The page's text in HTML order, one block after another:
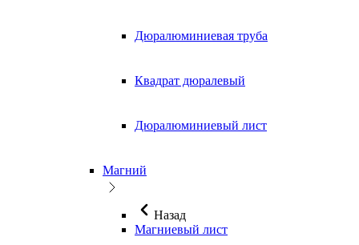
Дюралюминиевая труба
Квадрат дюралевый
Дюралюминиевый лист
Магний
Назад
Магниевый лист